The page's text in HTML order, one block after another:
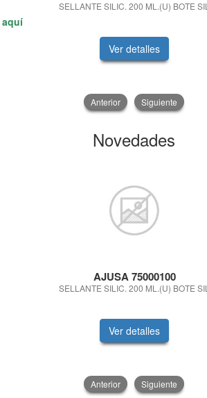
aquí
SELLANTE SILIC. 200 ML.(U) BOTE SIL
Ver detalles
Anterior Siguiente
Novedades
AJUSA 75000100
SELLANTE SILIC. 200 ML.(U) BOTE SIL
Ver detalles
Anterior Siguiente